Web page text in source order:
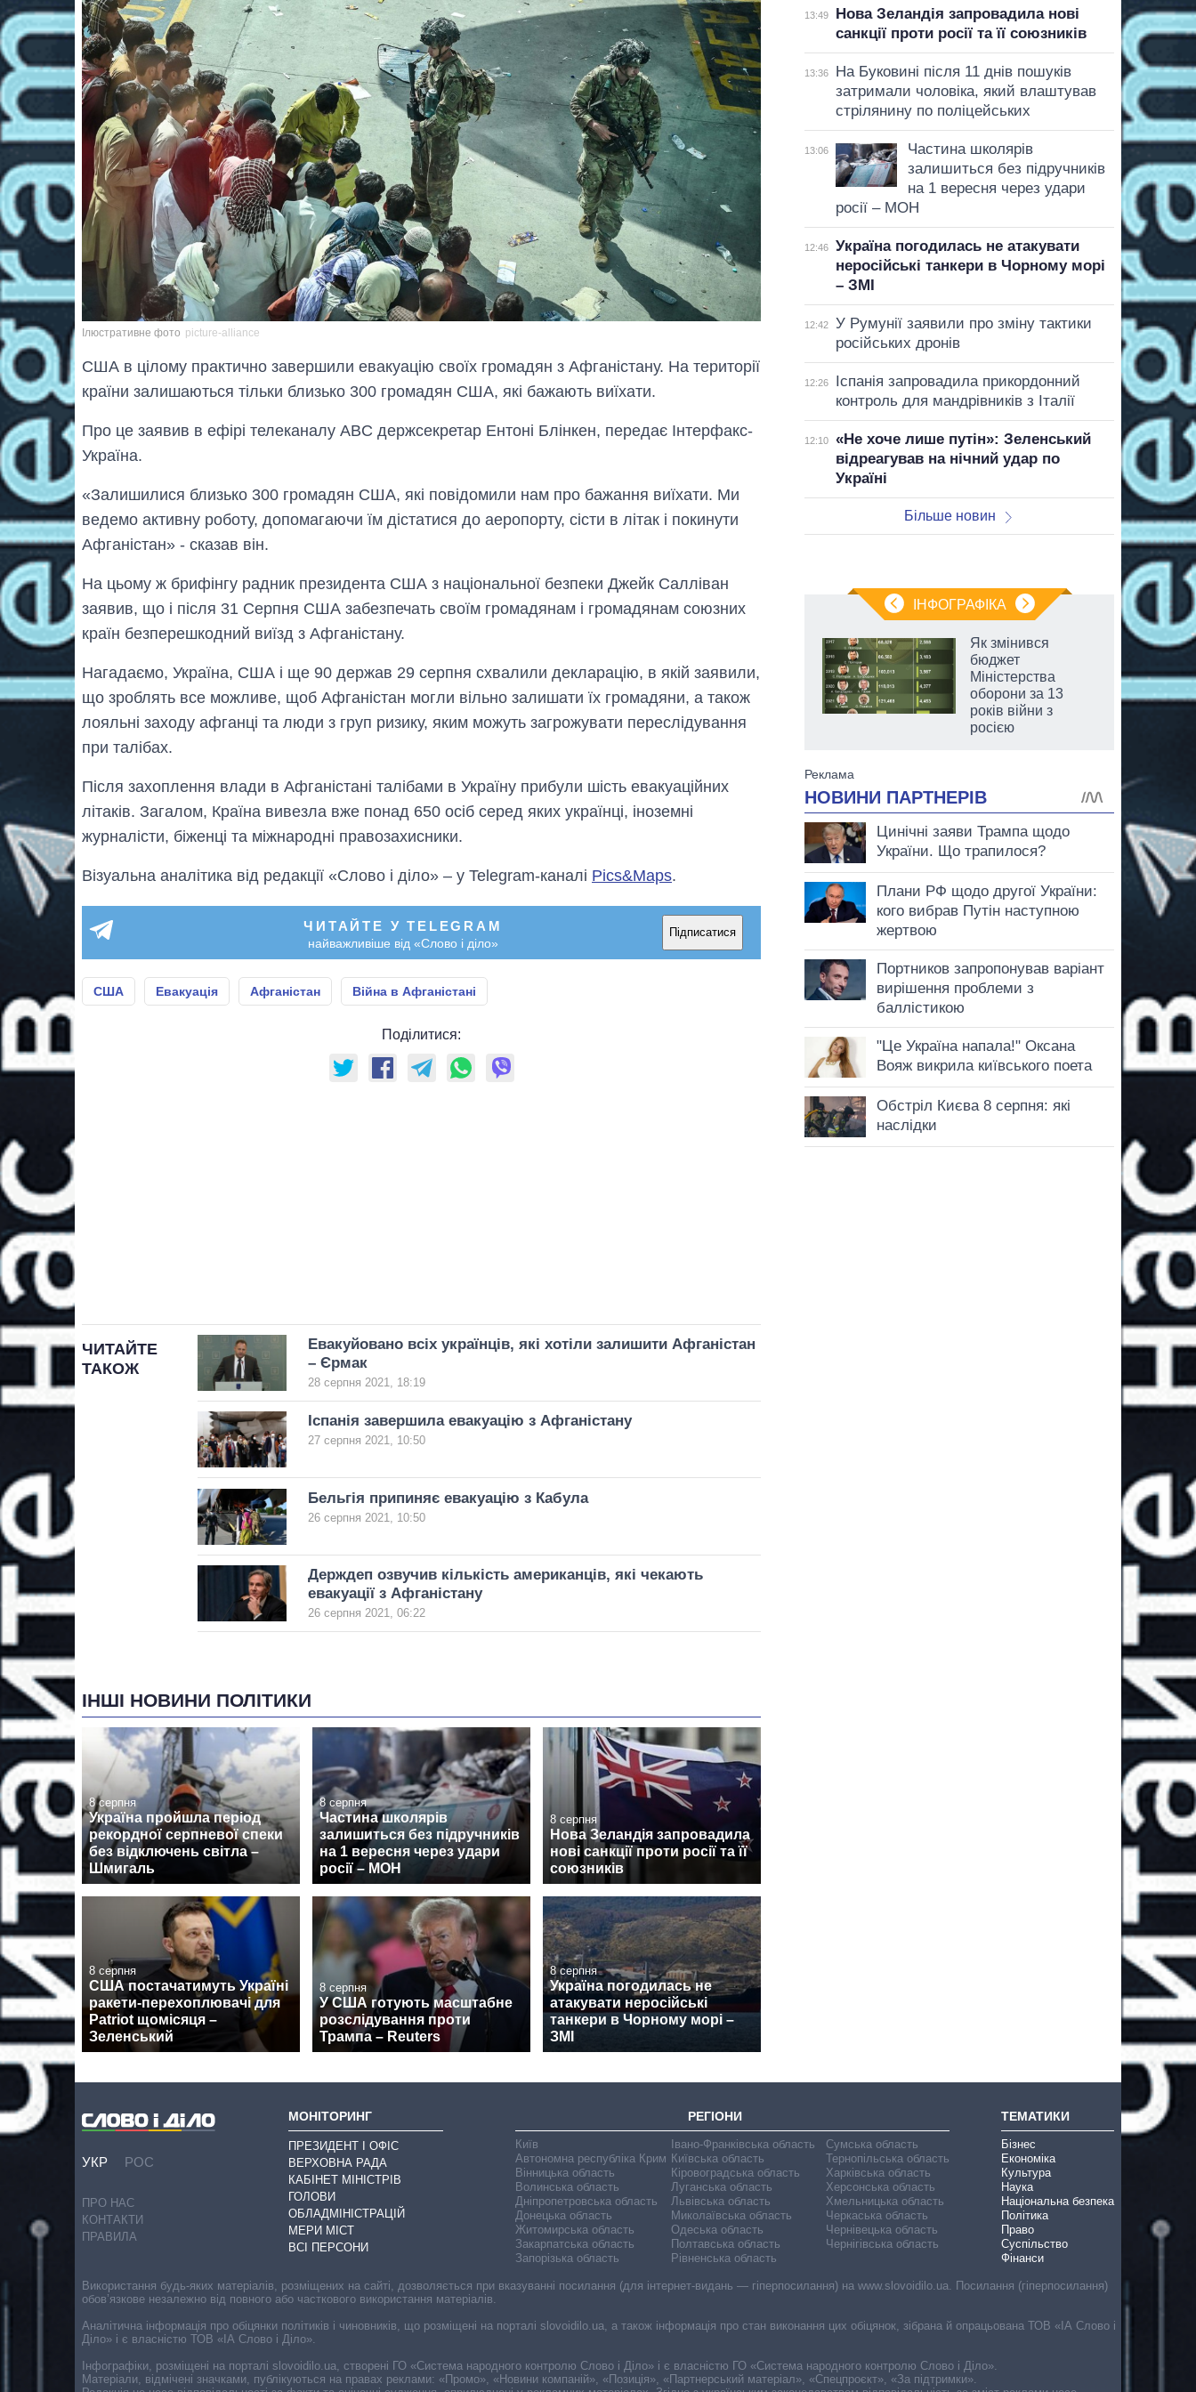
Ілюстративне фото picture-alliance
США в цілому практично завершили евакуацію своїх громадян з Афганістану. На території
країни залишаються тільки близько 300 громадян США, які бажають виїхати.
Про це заявив в ефірі телеканалу ABC держсекретар Ентоні Блінкен, передає Інтерфакс-
Україна.
«Залишилися близько 300 громадян США, які повідомили нам про бажання виїхати. Ми
ведемо активну роботу, допомагаючи їм дістатися до аеропорту, сісти в літак і покинути
Афганістан» - сказав він.
На цьому ж брифінгу радник президента США з національної безпеки Джейк Салліван
заявив, що і після 31 Серпня США забезпечать своїм громадянам і громадянам союзних
країн безперешкодний виїзд з Афганістану.
Нагадаємо, Україна, США і ще 90 держав 29 серпня схвалили декларацію, в якій заявили,
що зроблять все можливе, щоб Афганістан могли вільно залишати їх громадяни, а також
лояльні заходу афганці та люди з груп ризику, яким можуть загрожувати переслідування
при талібах.
Після захоплення влади в Афганістані талібами в Україну прибули шість евакуаційних
літаків. Загалом, Країна вивезла вже понад 650 осіб серед яких українці, іноземні
журналісти, біженці та міжнародні правозахисники.
Візуальна аналітика від редакції «Слово і діло» – у Telegram-каналі Pics&Maps.
ЧИТАЙТЕ У TELEGRAM
найважливіше від «Слово і діло»
Підписатися
США Евакуація Афганістан Війна в Афганістані
Поділитися:
ЧИТАЙТЕ
ТАКОЖ
Евакуйовано всіх українців, які хотіли залишити Афганістан
– Єрмак
28 серпня 2021, 18:19
Іспанія завершила евакуацію з Афганістану
27 серпня 2021, 10:50
Бельгія припиняє евакуацію з Кабула
26 серпня 2021, 10:50
Держдеп озвучив кількість американців, які чекають
евакуації з Афганістану
26 серпня 2021, 06:22
ІНШІ НОВИНИ ПОЛІТИКИ
8 серпня
Україна пройшла період
рекордної серпневої спеки
без відключень світла –
Шмигаль
8 серпня
Частина школярів
залишиться без підручників
на 1 вересня через удари
росії – МОН
8 серпня
Нова Зеландія запровадила
нові санкції проти росії та її
союзників
8 серпня
США постачатимуть Україні
ракети-перехоплювачі для
Patriot щомісяця –
Зеленський
8 серпня
У США готують масштабне
розслідування проти
Трампа – Reuters
8 серпня
Україна погодилась не
атакувати неросійські
танкери в Чорному морі –
ЗМІ
13:49
Нова Зеландія запровадила нові
санкції проти росії та її союзників
13:36
На Буковині після 11 днів пошуків
затримали чоловіка, який влаштував
стрілянину по поліцейських
13:06
Частина школярів
залишиться без підручників
на 1 вересня через удари
росії – МОН
12:46
Україна погодилась не атакувати
неросійські танкери в Чорному морі
– ЗМІ
12:42
У Румунії заявили про зміну тактики
російських дронів
12:26
Іспанія запровадила прикордонний
контроль для мандрівників з Італії
12:10
«Не хоче лише путін»: Зеленський
відреагував на нічний удар по
Україні
Більше новин
ІНФОГРАФІКА
Україні до і під час
великої війни
Як змінився
бюджет
Міністерства
оборони за 13
років війни з
росією
УКР РОС
ПРО НАС
КОНТАКТИ
ПРАВИЛА
МОНІТОРИНГ
ПРЕЗИДЕНТ І ОФІС
ВЕРХОВНА РАДА
КАБІНЕТ МІНІСТРІВ
ГОЛОВИ
ОБЛАДМІНІСТРАЦІЙ
МЕРИ МІСТ
ВСІ ПЕРСОНИ
РЕГІОНИ
Київ
Автономна республіка Крим
Вінницька область
Волинська область
Дніпропетровська область
Донецька область
Житомирська область
Закарпатська область
Запорізька область
Івано-Франківська область
Київська область
Кіровоградська область
Луганська область
Львівська область
Миколаївська область
Одеська область
Полтавська область
Рівненська область
Сумська область
Тернопільська область
Харківська область
Херсонська область
Хмельницька область
Черкаська область
Чернівецька область
Чернігівська область
ТЕМАТИКИ
Бізнес
Економіка
Культура
Наука
Національна безпека
Політика
Право
Суспільство
Фінанси
Використання будь-яких матеріалів, розміщених на сайті, дозволяється при вказуванні посилання (для інтернет-видань — гіперпосилання) на www.slovoidilo.ua. Посилання (гіперпосилання)
обов’язкове незалежно від повного або часткового використання матеріалів.
Аналітична інформація про обіцянки політиків і чиновників, що розміщені на порталі slovoidilo.ua, а також інформація про стан виконання цих обіцянок, зібрана й опрацьована ТОВ «ІА Слово і
Діло» і є власністю ТОВ «ІА Слово і Діло».
Інфографіки, розміщені на порталі slovoidilo.ua, створені ГО «Система народного контролю Слово і Діло» і є власністю ГО «Система народного контролю Слово і Діло».
Матеріали, відмічені значками, публікуються на правах реклами: «Промо», «Новини компаній», «Позиція», «Партнерський матеріал», «Спецпроєкт», «За підтримки».